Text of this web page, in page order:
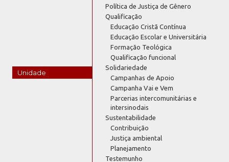
Unidade
Política de Justiça de Gênero
Qualificação
Educação Cristã Contínua
Educação Escolar e Universitária
Formação Teológica
Qualificação funcional
Solidariedade
Campanhas de Apoio
Campanha Vai e Vem
Parcerias intercomunitárias e
intersinodais
Sustentabilidade
Contribuição
Justiça ambiental
Planejamento
Testemunho